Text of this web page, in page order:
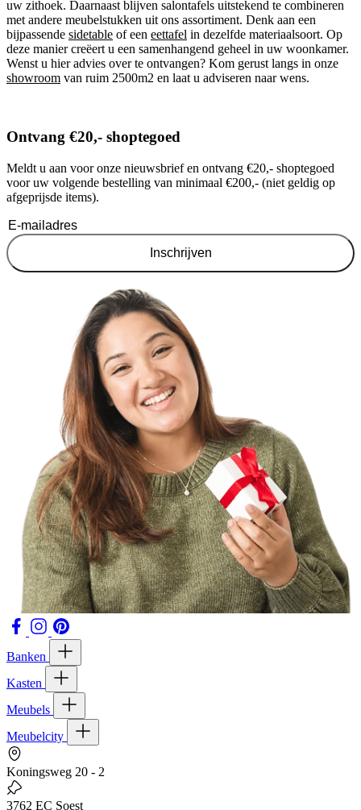
uw zithoek. Daarnaast blijven salontafels uitstekend te combineren
met andere meubelstukken uit ons assortiment. Denk aan een
bijpassende sidetable of een eettafel in dezelfde materiaalsoort. Op
deze manier creëert u een samenhangend geheel in uw woonkamer.
Wenst u hier advies over te ontvangen? Kom gerust langs in onze
showroom van ruim 2500m2 en laat u adviseren naar wens.
Ontvang €20,- shoptegoed
Meldt u aan voor onze nieuwsbrief en ontvang €20,- shoptegoed
voor uw volgende bestelling van minimaal €200,- (niet geldig op
afgeprijsde items).
Inschrijven
Banken
Kasten
Meubels
Meubelcity
Koningsweg 20 - 2
3762 EC Soest